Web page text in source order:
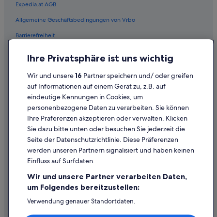
Pacific Heights: Hotels
Hotels nahe S-Bahn-Station Embarcadero
Aparthotels in San Francisco
B&B in San Francisco
Best Western Hotels in San Francisco
Business in San Francisco
Hilton Hotels in San Francisco
Hotels mit Casino in San Francisco
Hotels mit Frühstück in San Francisco
Hotels mit Meerblick in San Francisco
Expedia.at AGB
Allgemeine Geschäftsbedingungen von Vrbo
Barrierefreiheit
Rechtliche Hinweise/Kontakt
Inhaltsrichtlinien und Melden von Inhalten
Hilfe
Hilfe
Rückerstattungsprozess und Zeitrahmen
Buchen Sie einen Flug mit einer Gutschrift bei der Fluggesellschaft
Internationale Reisedokumente
Ihre Privatsphäre ist uns wichtig
Wir und unsere16 Partner speichern und/ oder greifen
auf Informationen auf einem Gerät zu, z.B. auf
eindeutige Kennungen in Cookies, um
personenbezogene Daten zu verarbeiten. Sie können
Ihre Präferenzen akzeptieren oder verwalten. Klicken
Sie dazu bitte unten oder besuchen Sie jederzeit die
Seite der Datenschutzrichtlinie. Diese Präferenzen
werden unseren Partnern signalisiert und haben keinen
Einfluss auf Surfdaten.
Wir und unsere Partner verarbeiten Daten,
um Folgendes bereitzustellen:
Verwendung genauer Standortdaten.